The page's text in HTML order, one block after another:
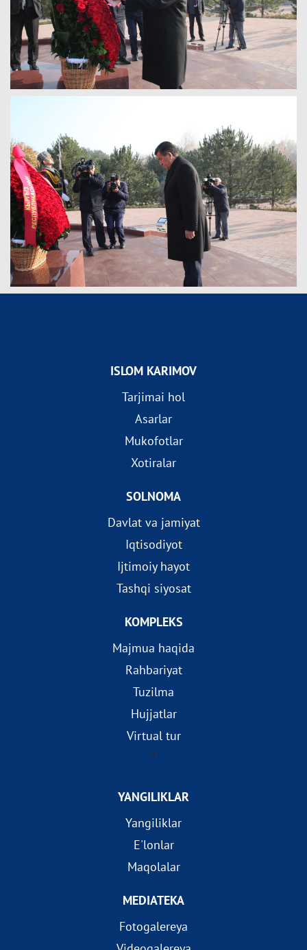
ISLOM KARIMOV
Tarjimai hol
Asarlar
Mukofotlar
Xotiralar
SOLNOMA
Davlat va jamiyat
Iqtisodiyot
Ijtimoiy hayot
Tashqi siyosat
KOMPLEKS
Majmua haqida
Rahbariyat
Tuzilma
Hujjatlar
Virtual tur
?>
YANGILIKLAR
Yangiliklar
E'lonlar
Maqolalar
MEDIATEKA
Fotogalereya